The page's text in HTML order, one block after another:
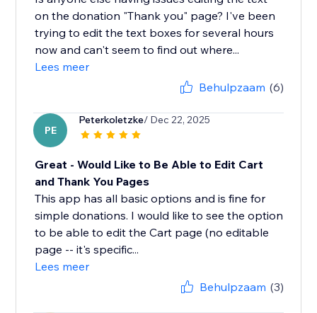
on the donation "Thank you" page? I've been
trying to edit the text boxes for several hours
now and can't seem to find out where...
Lees meer
Behulpzaam (6)
PE
Peterkoletzke/ Dec 22, 2025
Great - Would Like to Be Able to Edit Cart
and Thank You Pages
This app has all basic options and is fine for
simple donations. I would like to see the option
to be able to edit the Cart page (no editable
page -- it's specific...
Lees meer
Behulpzaam (3)